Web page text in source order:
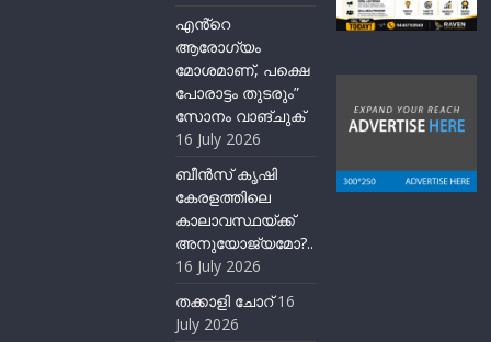
എൻ്റെ
ആരോഗ്യം
മോശമാണ്, പക്ഷെ
പോരാട്ടം തുടരും”
സോനം വാങ്ചുക്
16 July 2026
ബീന്‍സ് കൃഷി
കേരളത്തിലെ
കാലാവസ്ഥയ്ക്ക്
അനുയോജ്യമോ?..
16 July 2026
തക്കാളി ചോറ് 16
July 2026